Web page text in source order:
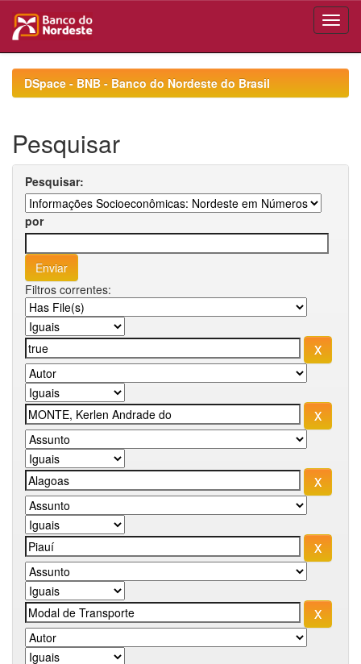
navigationDSpace - BNB - Banco do Nordeste do Brasil
Pesquisar
Pesquisar:
por
Filtros correntes: